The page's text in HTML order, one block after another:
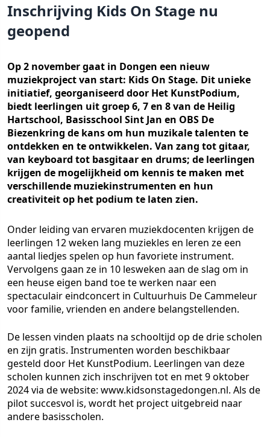
Inschrijving Kids On Stage nu
geopend
Op 2 november gaat in Dongen een nieuw
muziekproject van start: Kids On Stage. Dit unieke
initiatief, georganiseerd door Het KunstPodium,
biedt leerlingen uit groep 6, 7 en 8 van de Heilig
Hartschool, Basisschool Sint Jan en OBS De
Biezenkring de kans om hun muzikale talenten te
ontdekken en te ontwikkelen. Van zang tot gitaar,
van keyboard tot basgitaar en drums; de leerlingen
krijgen de mogelijkheid om kennis te maken met
verschillende muziekinstrumenten en hun
creativiteit op het podium te laten zien.
Onder leiding van ervaren muziekdocenten krijgen de
leerlingen 12 weken lang muziekles en leren ze een
aantal liedjes spelen op hun favoriete instrument.
Vervolgens gaan ze in 10 lesweken aan de slag om in
een heuse eigen band toe te werken naar een
spectaculair eindconcert in Cultuurhuis De Cammeleur
voor familie, vrienden en andere belangstellenden.
De lessen vinden plaats na schooltijd op de drie scholen
en zijn gratis. Instrumenten worden beschikbaar
gesteld door Het KunstPodium. Leerlingen van deze
scholen kunnen zich inschrijven tot en met 9 oktober
2024 via de website: www.kidsonstagedongen.nl. Als de
pilot succesvol is, wordt het project uitgebreid naar
andere basisscholen.